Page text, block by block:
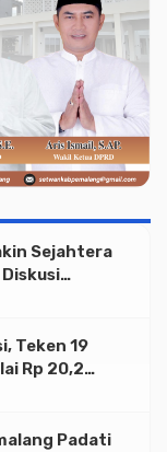
Sejahtera
Teken 19
Rp 20,2
Padati